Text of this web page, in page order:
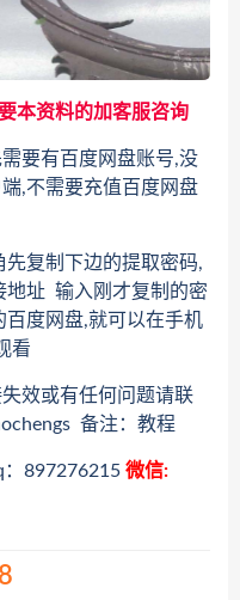
本资料的加客服咨询
要有百度网盘账号,没
,不需要充值百度网盘
复制下边的提取密码,
地址 输入刚才复制的密
度网盘,就可以在手机
看
效或有任何问题请联
备注：教程
897276215 微信: